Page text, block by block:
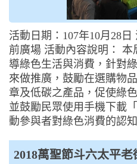
活動日期：107年10月28
前廣場 活動內容說明：
導綠色生活與消費，針對
來做推廣，鼓勵在選購物
章及低碳之產品，促使綠
並鼓勵民眾使用手機下載
動參與者對綠色消費的認知
2018萬聖節斗六太平